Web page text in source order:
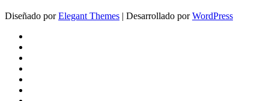
Diseñado porElegant Themes | Desarrollado porWordPress